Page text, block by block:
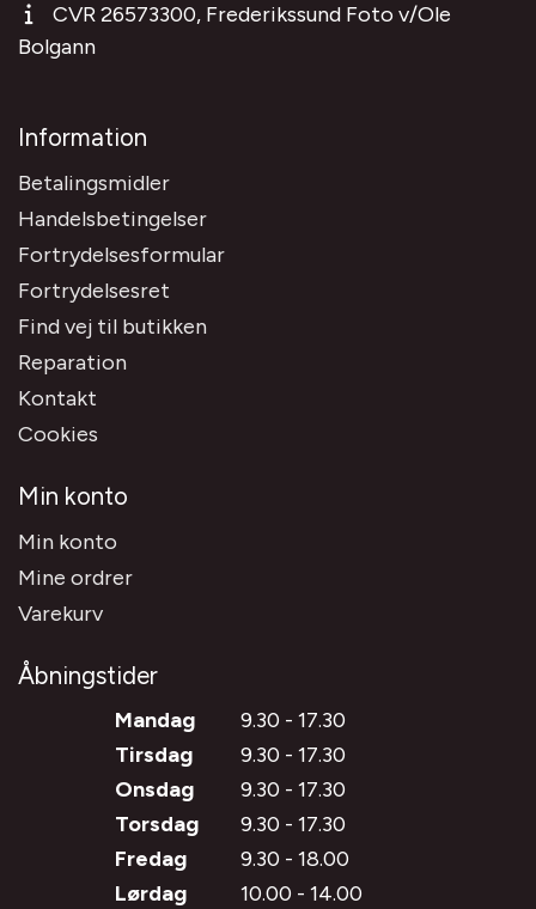
CVR 26573300, Frederikssund Foto v/Ole
Bolgann
Information
Betalingsmidler
Handelsbetingelser
Fortrydelsesformular
Fortrydelsesret
Find vej til butikken
Reparation
Kontakt
Cookies
Min konto
Min konto
Mine ordrer
Varekurv
Åbningstider
Mandag
9.30 - 17.30
Tirsdag
9.30 - 17.30
Onsdag
9.30 - 17.30
Torsdag
9.30 - 17.30
Fredag
9.30 - 18.00
Lørdag
10.00 - 14.00